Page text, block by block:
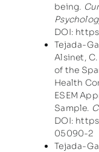
being.
DOI:
Tejada-
Alsinet,
of the
Health
ESEM
Sample.
DOI:
05090-2
Tejada-